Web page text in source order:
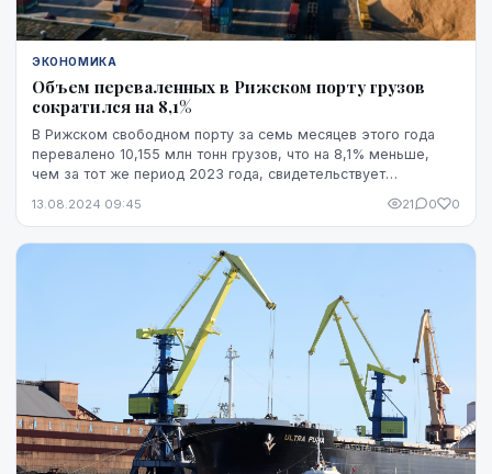
ЭКОНОМИКА
Объем переваленных в Рижском порту грузов
сократился на 8,1%
В Рижском свободном порту за семь месяцев этого года
перевалено 10,155 млн тонн грузов, что на 8,1% меньше,
чем за тот же период 2023 года, свидетельствует
13.08.2024 09:45 21 0 0